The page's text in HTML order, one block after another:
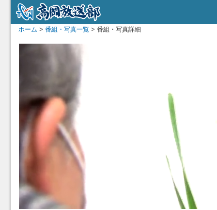
ホーム > 番組・写真一覧 > 番組・写真詳細